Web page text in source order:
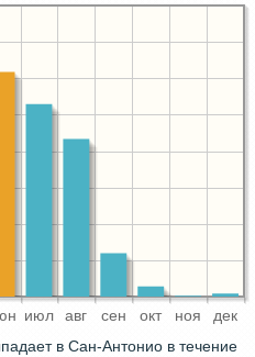
июл авг сен окт ноя дек
в Сан-Антонио в течение